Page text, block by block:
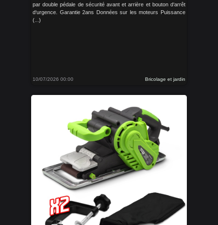
par double pédale de sécurité avant et arrière et bouton d‘arrêt
d‘urgence. Garantie 2ans Données sur les moteurs Puissance
(...)
10/07/2026 00:00 Bricolage et jardin